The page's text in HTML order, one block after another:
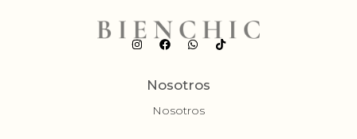
Nosotros
Nosotros